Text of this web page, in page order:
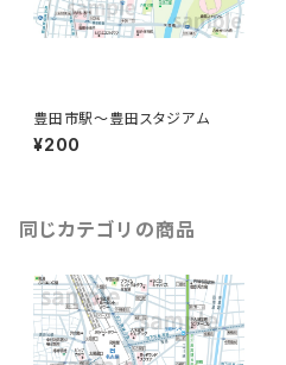
豊田市駅〜豊田スタジアム
¥200
同じカテゴリの商品